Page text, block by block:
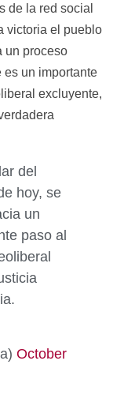
de la red social
victoria el pueblo
un proceso
es un importante
excluyente,
del
hoy, se
un
paso al
October